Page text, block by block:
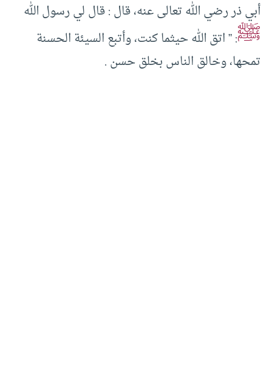
أبي ذر رضي الله تعالى عنه، قال : قال لي رسول الله
ﷺ: ” اتق الله حيثما كنت، وأتبع السيئة الحسنة
تمحها، وخالق الناس بخلق حسن .